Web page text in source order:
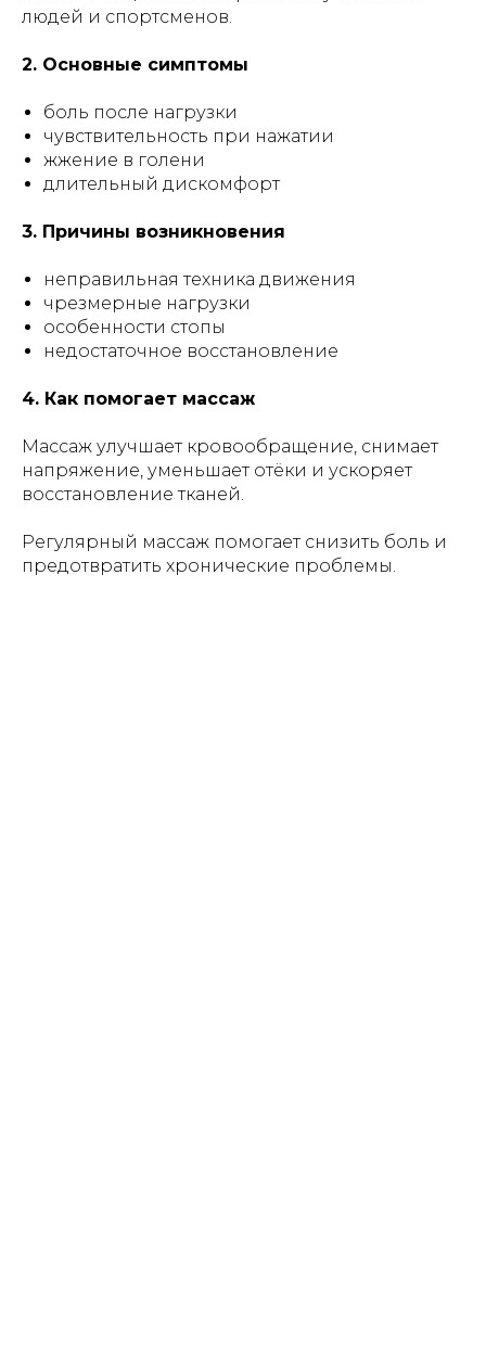
людей и спортсменов.
2. Основные симптомы
боль после нагрузки
чувствительность при нажатии
жжение в голени
длительный дискомфорт
3. Причины возникновения
неправильная техника движения
чрезмерные нагрузки
особенности стопы
недостаточное восстановление
4. Как помогает массаж
Массаж улучшает кровообращение, снимает
напряжение, уменьшает отёки и ускоряет
восстановление тканей.
Регулярный массаж помогает снизить боль и
предотвратить хронические проблемы.